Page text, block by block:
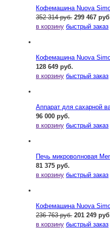
Кофемашина Nuova
352 314 руб. 299 467
в корзину быстрый заказ
Кофемашина Nuova
128 649 руб.
в корзину быстрый заказ
Аппарат для сахарной
96 000 руб.
в корзину быстрый заказ
Печь микроволновая
81 375 руб.
в корзину быстрый заказ
Кофемашина Nuova
236 763 руб. 201 249
в корзину быстрый заказ